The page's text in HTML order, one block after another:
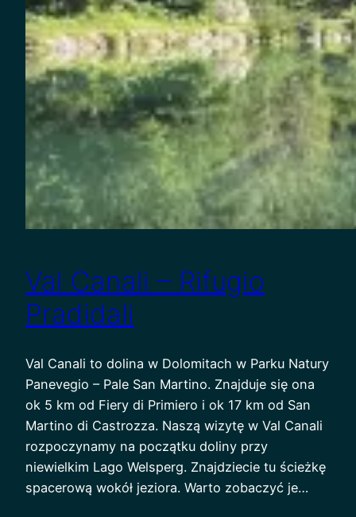
Val Canali – Rifugio
Pradidali
Val Canali to dolina w Dolomitach w Parku Natury
Panevegio – Pale San Martino. Znajduje się ona
ok 5 km od Fiery di Primiero i ok 17 km od San
Martino di Castrozza. Naszą wizytę w Val Canali
rozpoczynamy na początku doliny przy
niewielkim Lago Welsperg. Znajdziecie tu ścieżkę
spacerową wokół jeziora. Warto zobaczyć je…